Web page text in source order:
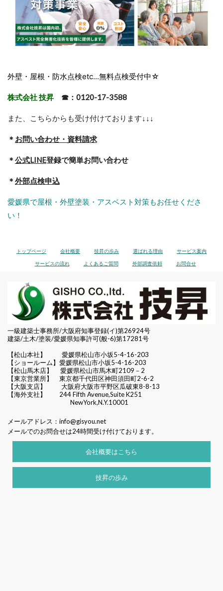
外壁・屋根・防水点検etc...無料点検受付中☆
株式会社 技昇 ☎：0120-17-3588
また、こちらからも受け付けております↓↓↓
＊ お問い合わせ・資料請求
＊ 公式LINE登録で簡単お問い合わせ
＊ 外部点検申込
愛媛県で屋根・外壁塗装・アスベスト対策もお任せくださ
い！
トップページ 会社概要 技昇の歩み 選ばれる理由 サービス案内
サービスの流れ よくあるご質問 外部調査依頼 お問合せ
一級建築士事務所/大阪府知事登録(イ)第26924号
建築/土木/塗装/愛媛県知事許可(般-6)第17281号
【松山本社】
愛媛県松山市小坂5-4-16-203
【ショールーム】愛媛県松山市小坂5-4-16-203
【松山馬木店】 愛媛県松山市馬木町2109－2
【東京営業所】 東京都千代田区神田須田町2-6-2
【大阪支店】 大阪府大阪市平野区瓜破東8-8-13
【海外支社】 244 Fifth Avenue,Suite K251
NewYork,N.Y.10001
メールアドレス： info@gisyou.net
メールでのお問合せは24時間受け付けております。
会社概要はこちら
技昇の歩み